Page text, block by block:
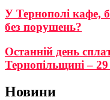
У Тернополі кафе,
без порушень?
Останній день
Тернопільщині –
Новини